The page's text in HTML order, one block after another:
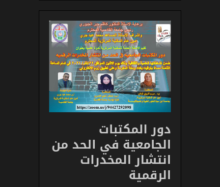
دور المكتبات
الجامعية في الحد من
انتشار المخدرات
الرقمية